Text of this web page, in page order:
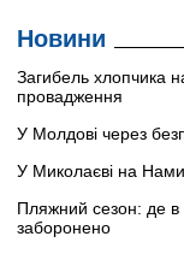
Новини
Загибель хлопчика
провадження
У Молдові через
У Миколаєві на
Пляжний сезон: де в
заборонено